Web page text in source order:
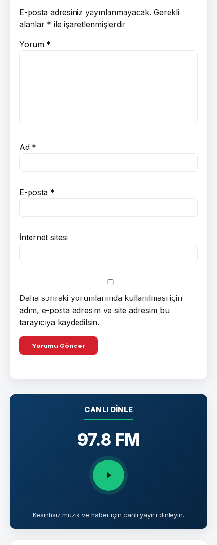
E-posta adresiniz yayınlanmayacak. Gerekli
alanlar * ile işaretlenmişlerdir
Yorum *
Ad *
E-posta *
İnternet sitesi
Daha sonraki yorumlarımda kullanılması için
adım, e-posta adresim ve site adresim bu
tarayıcıya kaydedilsin.
CANLI DINLE
97.8 FM
Kesintisiz müzik ve haber için canlı yayını dinleyin.